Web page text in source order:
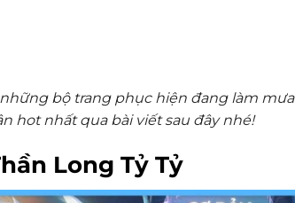
bộ trang phục hiện đang làm mưa
hot nhất qua bài viết sau đây nhé!
Long Tỷ Tỷ